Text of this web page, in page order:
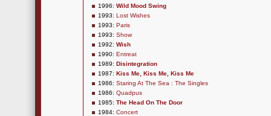
1996: Wild Mood Swing
1993: Lost Wishes
1993: Paris
1993: Show
1992: Wish
1990: Entreat
1989: Disintegration
1987: Kiss Me, Kiss Me, Kiss Me
1986: Staring At The Sea : The Singles
1986: Quadpus
1985: The Head On The Door
1984: Concert